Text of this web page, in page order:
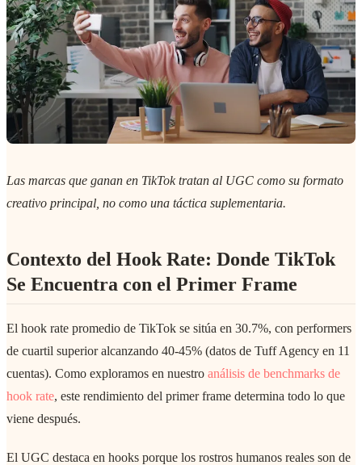
Las marcas que ganan en TikTok tratan al UGC como su formato
creativo principal, no como una táctica suplementaria.
Contexto del Hook Rate: Donde TikTok
Se Encuentra con el Primer Frame
El hook rate promedio de TikTok se sitúa en 30.7%, con performers
de cuartil superior alcanzando 40-45% (datos de Tuff Agency en 11
cuentas). Como exploramos en nuestro análisis de benchmarks de
hook rate, este rendimiento del primer frame determina todo lo que
viene después.
El UGC destaca en hooks porque los rostros humanos reales son de